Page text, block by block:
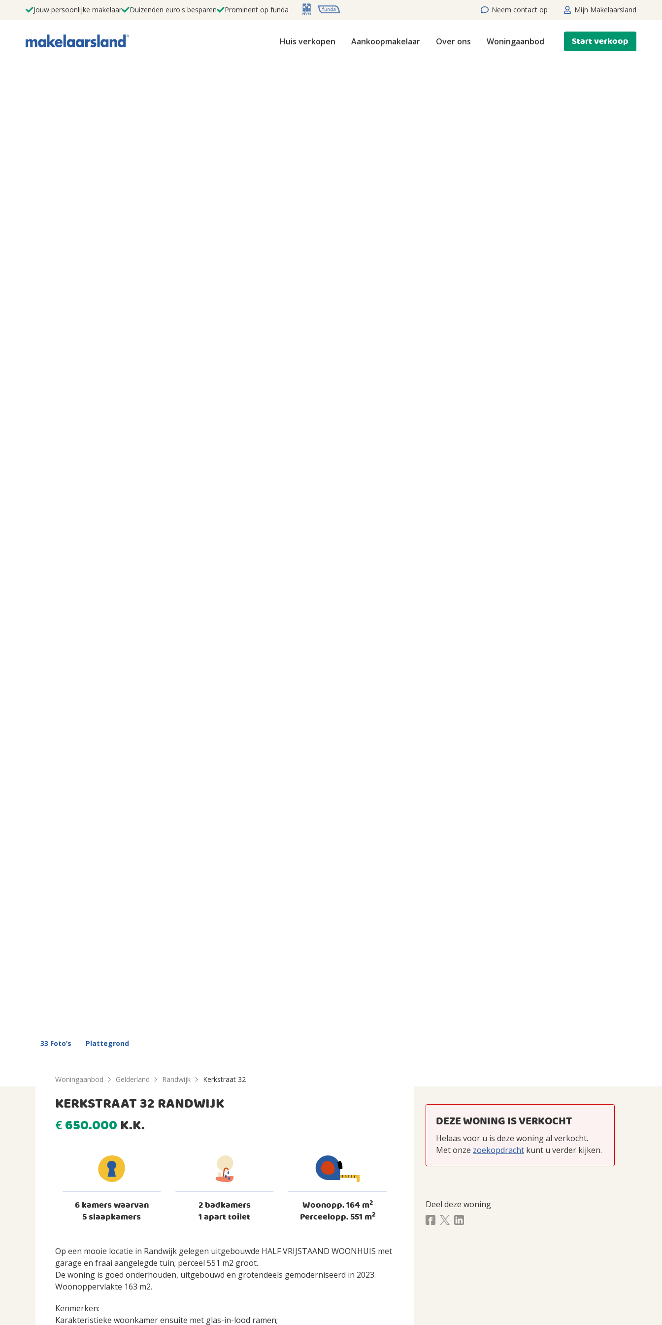
Jouw persoonlijke makelaar Duizenden euro's besparen Prominent op funda Neem contact op Mijn Makelaarsland
Huis verkopen Aankoopmakelaar Over ons Woningaanbod Start verkoop
33 Foto’s Plattegrond
Woningaanbod Gelderland Randwijk Kerkstraat 32
KERKSTRAAT 32 RANDWIJK
€ 650.000K.K.
6 kamers waarvan
5 slaapkamers
2 badkamers
1 apart toilet
Woonopp. 164 m2
Perceelopp. 551 m2
Op een mooie locatie in Randwijk gelegen uitgebouwde HALF VRIJSTAAND WOONHUIS met
garage en fraai aangelegde tuin; perceel 551 m2 groot.
De woning is goed onderhouden, uitgebouwd en grotendeels gemoderniseerd in 2023.
Woonoppervlakte 163 m2.
Kenmerken:
Karakteristieke woonkamer ensuite met glas-in-lood ramen;
DEZE WONING IS VERKOCHT
Helaas voor u is deze woning al verkocht.
Met onze zoekopdracht kunt u verder kijken.
Deel deze woning